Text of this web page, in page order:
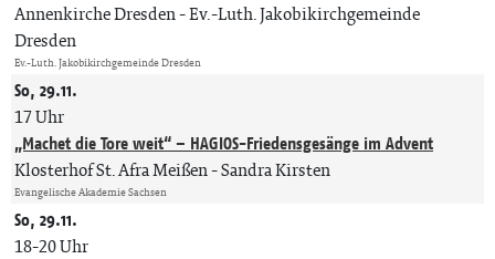
Annenkirche Dresden Ev.-Luth. Jakobikirchgemeinde
Dresden
Ev.-Luth. Jakobikirchgemeinde Dresden
So, 29.11.
17 Uhr
„Machet die Tore weit“ – HAGIOS-Friedensgesänge im Advent
Klosterhof St. Afra Meißen Sandra Kirsten
Evangelische Akademie Sachsen
So, 29.11.
18-20 Uhr